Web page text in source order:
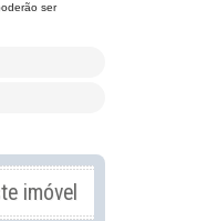
ser
imóvel